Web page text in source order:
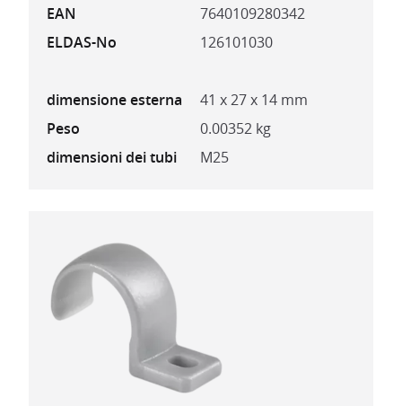
EAN
7640109280342
ELDAS-No
126101030
dimensione esterna
41 x 27 x 14 mm
Peso
0.00352 kg
dimensioni dei tubi
M25